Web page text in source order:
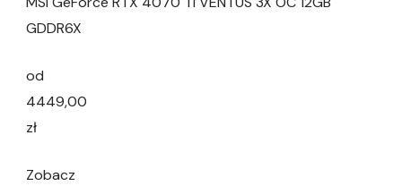
GDDR6X
od
4449,00
zł
Zobacz